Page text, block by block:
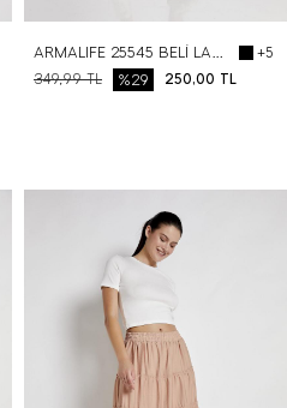
BEDEN SEÇ
ARMALIFE 25545 BELİ LASTİKLİ GARNİ DETAYLI SOFT KADIN ŞORT
+5
349,99TL 250,00 TL
%29